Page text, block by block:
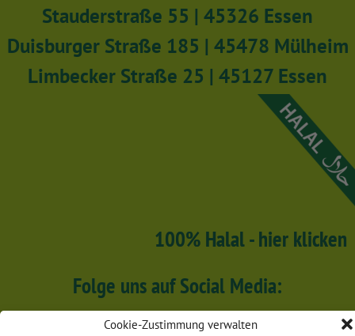
Cookie-Zustimmung verwalten
Stauderstraße 55 | 45326 Essen
Duisburger Straße 185 | 45478 Mülheim
Limbecker Straße 25 | 45127 Essen
100% Halal - hier klicken
Folge uns auf Social Media: